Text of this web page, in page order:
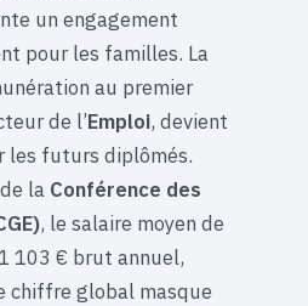
un engagement
pour les familles. La
au premier
de l’Emploi, devient
les futurs diplômés.
la Conférence des
, le salaire moyen de
103 € brut annuel,
chiffre global masque